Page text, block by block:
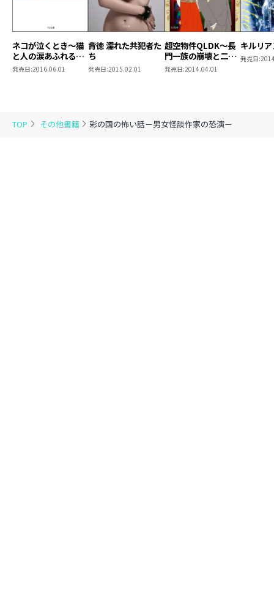
TOP その他書籍 彩の国の怖い話－男女怪談作家の恐演－
ネコが泣くとき～猫
と人の涙あふれる11
の物語～
発売日:2016.06.01
背徳 濡れた共犯者た
ち
発売日:2015.02.01
超空物件QLDK～長
門一族の崩壊と二十
一代目の遺言～
発売日:2014.04.01
キルリ
発売日: